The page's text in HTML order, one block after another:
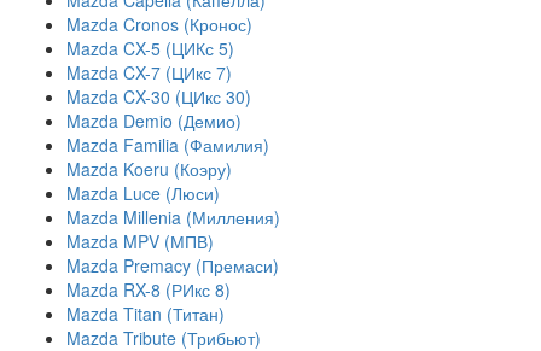
Mazda Cronos (Кронос)
Mazda CX-5 (ЦИКс 5)
Mazda CX-7 (ЦИкс 7)
Mazda CX-30 (ЦИкс 30)
Mazda Demio (Демио)
Mazda Familia (Фамилия)
Mazda Koeru (Коэру)
Mazda Luce (Люси)
Mazda Millenia (Милления)
Mazda MPV (МПВ)
Mazda Premacy (Премаси)
Mazda RX-8 (РИкс 8)
Mazda Titan (Титан)
Mazda Tribute (Трибьют)